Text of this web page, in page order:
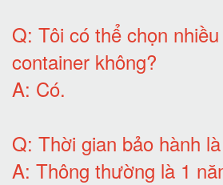
Q: Tôi có thể chọn
container không?
A: Có.
Q: Thời gian bảo hành
A: Thông thường là 1